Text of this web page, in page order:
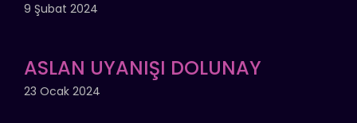
9 Şubat 2024
ASLAN UYANIŞI DOLUNAY
23 Ocak 2024